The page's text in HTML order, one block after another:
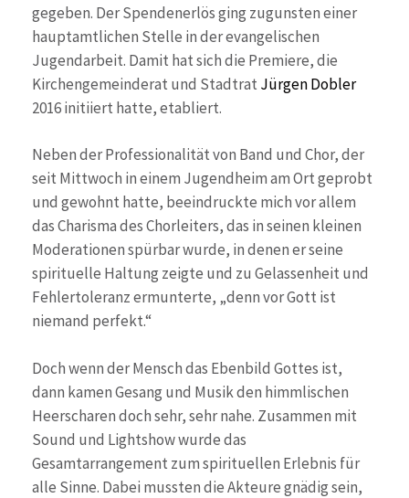
gegeben. Der Spendenerlös ging zugunsten einer
hauptamtlichen Stelle in der evangelischen
Jugendarbeit. Damit hat sich die Premiere, die
Kirchengemeinderat und Stadtrat Jürgen Dobler
2016 initiiert hatte, etabliert.
Neben der Professionalität von Band und Chor, der
seit Mittwoch in einem Jugendheim am Ort geprobt
und gewohnt hatte, beeindruckte mich vor allem
das Charisma des Chorleiters, das in seinen kleinen
Moderationen spürbar wurde, in denen er seine
spirituelle Haltung zeigte und zu Gelassenheit und
Fehlertoleranz ermunterte, „denn vor Gott ist
niemand perfekt.“
Doch wenn der Mensch das Ebenbild Gottes ist,
dann kamen Gesang und Musik den himmlischen
Heerscharen doch sehr, sehr nahe. Zusammen mit
Sound und Lightshow wurde das
Gesamtarrangement zum spirituellen Erlebnis für
alle Sinne. Dabei mussten die Akteure gnädig sein,